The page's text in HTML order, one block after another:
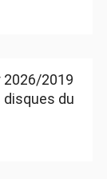
2026/2019
du